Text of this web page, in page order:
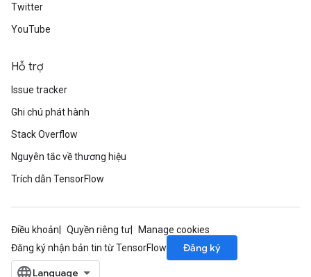
Twitter
YouTube
Hỗ trợ
Issue tracker
Ghi chú phát hành
Stack Overflow
Nguyên tắc về thương hiệu
Trích dẫn TensorFlow
Điều khoản Quyền riêng tư
Manage cookies
Đăng ký nhận bản tin từ TensorFlow
Đăng ký